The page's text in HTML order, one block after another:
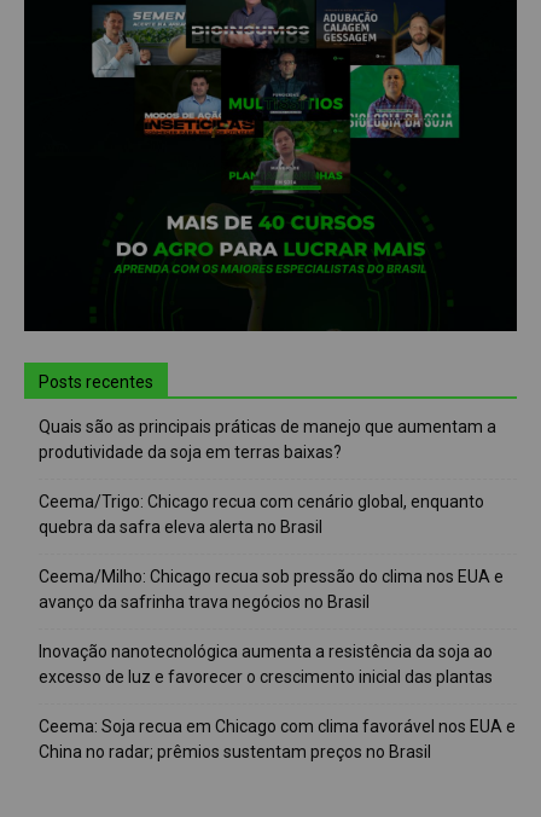
Posts recentes
Quais são as principais práticas de manejo que aumentam a
produtividade da soja em terras baixas?
Ceema/Trigo: Chicago recua com cenário global, enquanto
quebra da safra eleva alerta no Brasil
Ceema/Milho: Chicago recua sob pressão do clima nos EUA e
avanço da safrinha trava negócios no Brasil
Inovação nanotecnológica aumenta a resistência da soja ao
excesso de luz e favorecer o crescimento inicial das plantas
Ceema: Soja recua em Chicago com clima favorável nos EUA e
China no radar; prêmios sustentam preços no Brasil